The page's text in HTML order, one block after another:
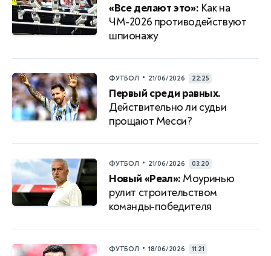
«Все делают это»: Как на
ЧМ-2026 противодействуют
шпионажу
ФУТБОЛ • 21/06/2026 22:25
Первый среди равных.
Действительно ли судьи
прощают Месси?
ФУТБОЛ • 21/06/2026 03:20
Новый «Реал»: Моуринью
рулит строительством
команды-победителя
ФУТБОЛ • 18/06/2026 11:21